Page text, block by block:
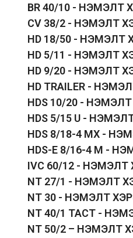
BR 40/10 - НЭМЭЛТ
CV 38/2 - НЭМЭЛТ
HD 18/50 - НЭМЭЛТ
HD 5/11 - НЭМЭЛТ
HD 9/20 - НЭМЭЛТ
HD TRAILER -
HDS 10/20 -
HDS 5/15 U -
HDS 8/18-4 MX -
HDS-E 8/16-4 M -
IVC 60/12 - НЭМЭЛТ
NT 27/1 - НЭМЭЛТ
NT 30 - НЭМЭЛТ
NT 40/1 TACT -
NT 50/2 – НЭМЭЛТ